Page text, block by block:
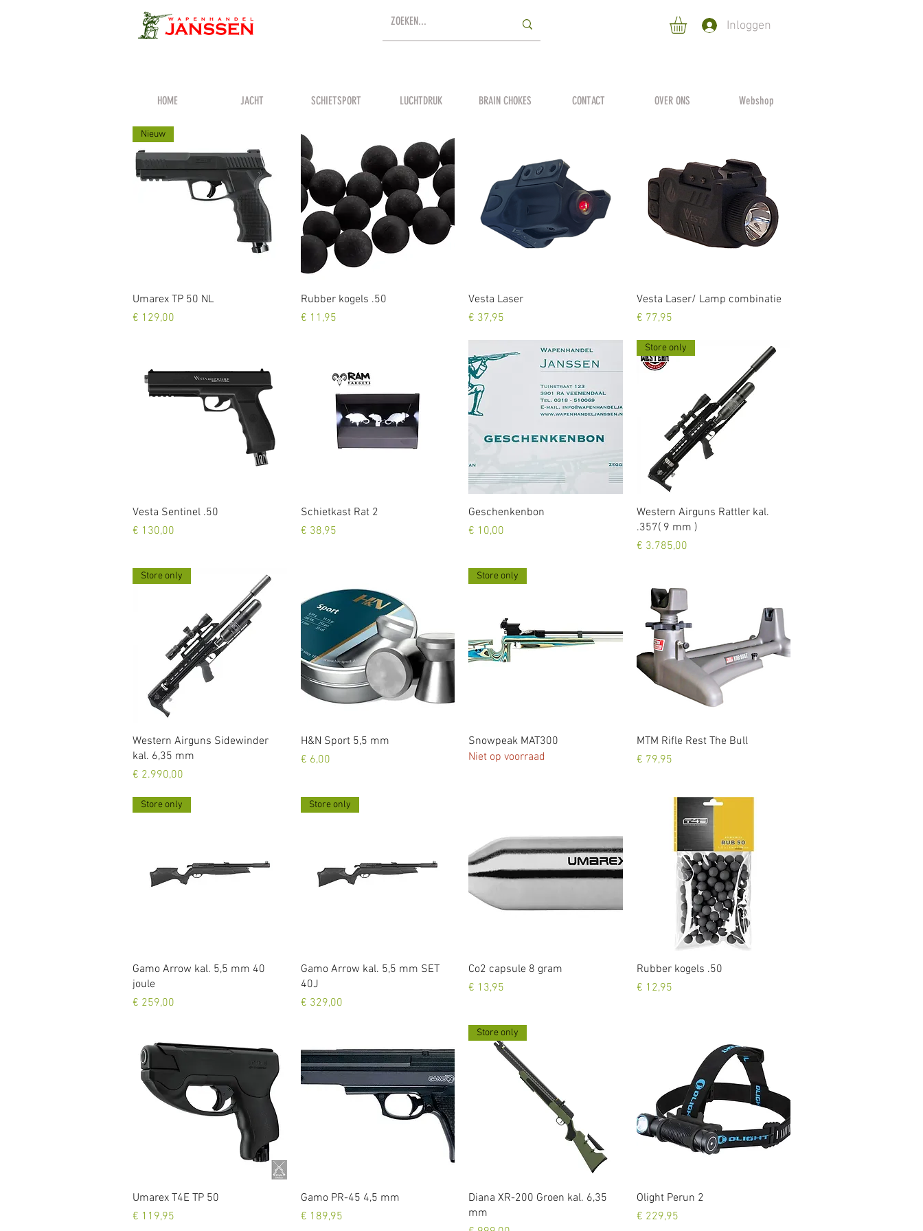
Inloggen
HOME JACHT SCHIETSPORT LUCHTDRUK BRAIN CHOKES CONTACT OVER ONS Webshop
Snel overzicht
Nieuw
Umarex TP 50 NL
Prijs
€ 129,00
Snel overzicht
Rubber kogels .50
Prijs
€ 11,95
Snel overzicht
Vesta Laser
Prijs
€ 37,95
Snel overzicht
Vesta Laser/ Lamp combinatie
Prijs
€ 77,95
Snel overzicht
Vesta Sentinel .50
Prijs
€ 130,00
Snel overzicht
Schietkast Rat 2
Prijs
€ 38,95
Snel overzicht
Geschenkenbon
Prijs
€ 10,00
Snel overzicht
Store only
Western Airguns Rattler kal.
.357( 9 mm )
Prijs
€ 3.785,00
Snel overzicht
Store only
Western Airguns Sidewinder
kal. 6,35 mm
Prijs
€ 2.990,00
Snel overzicht
H&N Sport 5,5 mm
Prijs
€ 6,00
Snel overzicht
Store only
Snowpeak MAT300
Niet op voorraad
Snel overzicht
MTM Rifle Rest The Bull
Prijs
€ 79,95
Snel overzicht
Store only
Gamo Arrow kal. 5,5 mm 40
joule
Prijs
€ 259,00
Snel overzicht
Store only
Gamo Arrow kal. 5,5 mm SET
40J
Prijs
€ 329,00
Snel overzicht
Co2 capsule 8 gram
Prijs
€ 13,95
Snel overzicht
Rubber kogels .50
Prijs
€ 12,95
Snel overzicht
Umarex T4E TP 50
Prijs
€ 119,95
Snel overzicht
Gamo PR-45 4,5 mm
Prijs
€ 189,95
Snel overzicht
Store only
Diana XR-200 Groen kal. 6,35
mm
Snel overzicht
Olight Perun 2
Prijs
€ 229,95